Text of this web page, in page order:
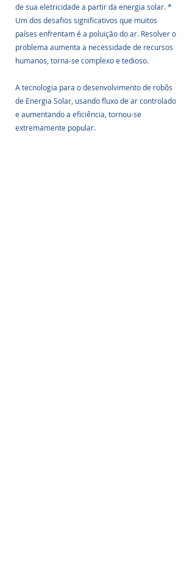
de sua eletricidade a partir da energia solar. *
Um dos desafios significativos que muitos
países enfrentam é a poluição do ar. Resolver o
problema aumenta a necessidade de recursos
humanos, torna-se complexo e tedioso.
A tecnologia para o desenvolvimento de robôs
de Energia Solar, usando fluxo de ar controlado
e aumentando a eficiência, tornou-se
extremamente popular.